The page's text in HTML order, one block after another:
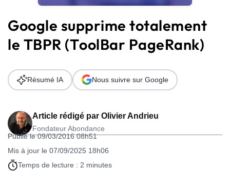
Solutions
Ressources
Audit SEO
Google supprime totalement
le TBPR (ToolBar PageRank)
Article rédigé par Olivier Andrieu
Fondateur Abondance
Publié le 09/03/2016 08h51
Mis à jour le 07/09/2025 18h06
Temps de lecture : 2 minutes
Résumé IA Nous suivre sur Google